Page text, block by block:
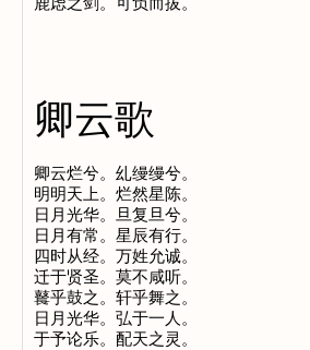
卿云歌
卿云烂兮。乣缦缦兮。
明明天上。烂然星陈。
日月光华。旦复旦兮。
日月有常。星辰有行。
四时从经。万姓允诚。
迁于贤圣。莫不咸听。
鼚乎鼓之。轩乎舞之。
日月光华。弘于一人。
于予论乐。配天之灵。